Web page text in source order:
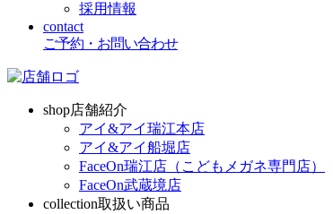
採用情報
contact
ご予約・お問い合わせ
shop店舗紹介
アイ&アイ瑞江本店
アイ&アイ船堀店
FaceOn瑞江店（こどもメガネ専門店）
FaceOn武蔵境店
collection取扱い商品